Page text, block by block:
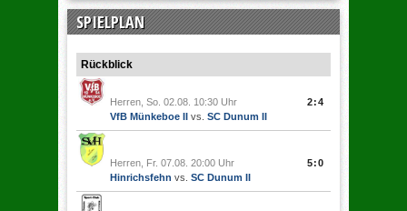
SPIELPLAN
Rückblick
Herren, So. 02.08. 10:30 Uhr
VfB Münkeboe II vs. SC Dunum II
2:4
Herren, Fr. 07.08. 20:00 Uhr
Hinrichsfehn vs. SC Dunum II
5:0